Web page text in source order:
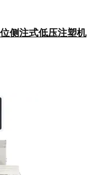
侧注式低压注塑机